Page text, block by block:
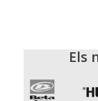
Els